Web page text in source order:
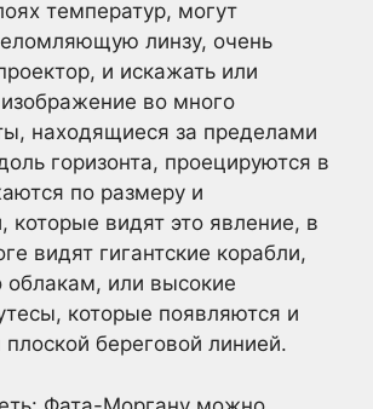
температур, могут
линзу, очень
и искажать или
во много
находящиеся за пределами
горизонта, проецируются в
по размеру и
видят это явление, в
видят гигантские корабли,
или высокие
которые появляются и
береговой линией.